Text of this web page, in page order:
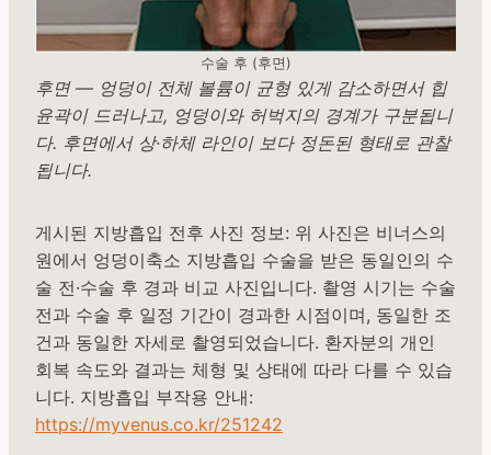
수술 후 (후면)
후면 — 엉덩이 전체 볼륨이 균형 있게 감소하면서 힙
윤곽이 드러나고, 엉덩이와 허벅지의 경계가 구분됩니
다. 후면에서 상·하체 라인이 보다 정돈된 형태로 관찰
됩니다.
게시된 지방흡입 전후 사진 정보: 위 사진은 비너스의
원에서 엉덩이축소 지방흡입 수술을 받은 동일인의 수
술 전·수술 후 경과 비교 사진입니다. 촬영 시기는 수술
전과 수술 후 일정 기간이 경과한 시점이며, 동일한 조
건과 동일한 자세로 촬영되었습니다. 환자분의 개인
회복 속도와 결과는 체형 및 상태에 따라 다를 수 있습
니다. 지방흡입 부작용 안내:
https://myvenus.co.kr/251242